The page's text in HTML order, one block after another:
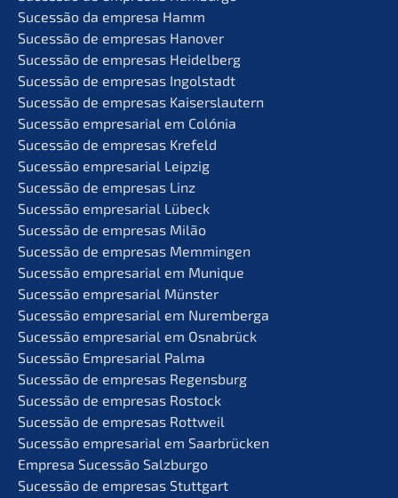
Suces­são da empre­sa Hamm
Suces­são de empre­sas Hanover
Suces­são de empre­sas Heidelberg
Suces­são de empre­sas Ingolstadt
Suces­são de empre­sas Kaiserslautern
Suces­são empre­sa­ri­al em Colónia
Suces­são de empre­sas Krefeld
Suces­são empre­sa­ri­al Leipzig
Suces­são de empre­sas Linz
Suces­são empre­sa­ri­al Lübeck
Suces­são de empre­sas Milão
Suces­são de empre­sas Memmingen
Suces­são empre­sa­ri­al em Munique
Suces­são empre­sa­ri­al Münster
Suces­são empre­sa­ri­al em Nuremberga
Suces­são empre­sa­ri­al em Osnabrück
Suces­são Empre­sa­ri­al Palma
Suces­são de empre­sas Regensburg
Suces­são de empre­sas Rostock
Suces­são de empre­sas Rottweil
Suces­são empre­sa­ri­al em Saarbrücken
Empre­sa Suces­são Salzburgo
Suces­são de empre­sas Stuttgart